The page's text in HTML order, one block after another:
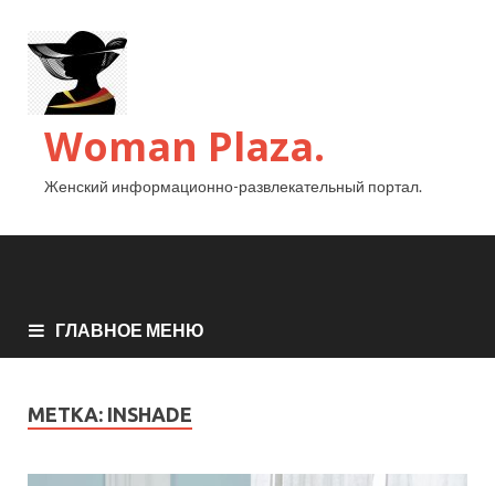
Woman Plaza.
Женский информационно-развлекательный портал.
ГЛАВНОЕ МЕНЮ
МЕТКА: INSHADE